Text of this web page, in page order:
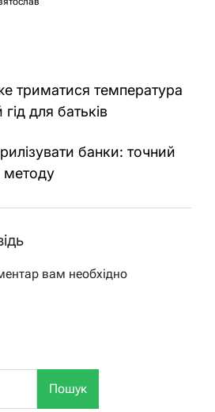
триматися температура
для батьків
банки: точний
методу
вам необхідно
Пошук